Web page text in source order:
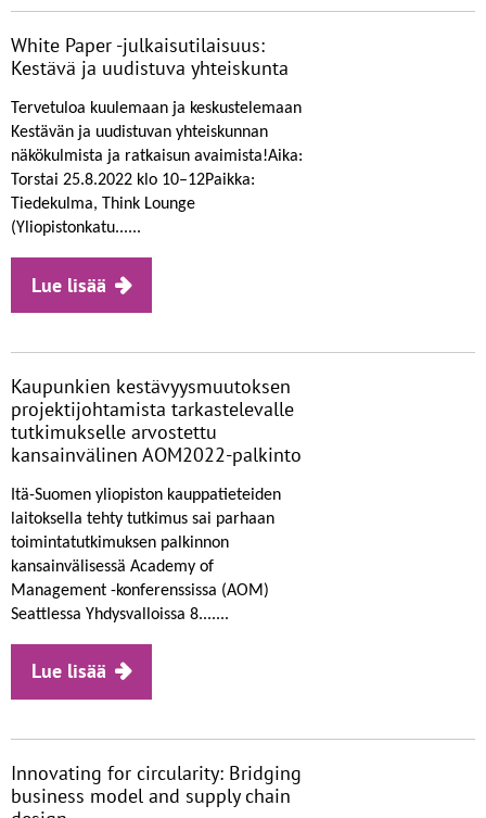
White Paper -julkaisutilaisuus:
Kestävä ja uudistuva yhteiskunta
Tervetuloa kuulemaan ja keskustelemaan
Kestävän ja uudistuvan yhteiskunnan
näkökulmista ja ratkaisun avaimista!Aika:
Torstai 25.8.2022 klo 10–12Paikka:
Tiedekulma, Think Lounge
(Yliopistonkatu......
Lue lisää
Kaupunkien kestävyysmuutoksen
projektijohtamista tarkastelevalle
tutkimukselle arvostettu
kansainvälinen AOM2022-palkinto
Itä-Suomen yliopiston kauppatieteiden
laitoksella tehty tutkimus sai parhaan
toimintatutkimuksen palkinnon
kansainvälisessä Academy of
Management -konferenssissa (AOM)
Seattlessa Yhdysvalloissa 8.......
Lue lisää
Innovating for circularity: Bridging
business model and supply chain